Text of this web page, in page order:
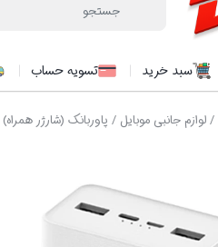
سبد خرید تسویه حساب
/لوازم جانبی موبایل / پاوربانک (شارژر همراه)